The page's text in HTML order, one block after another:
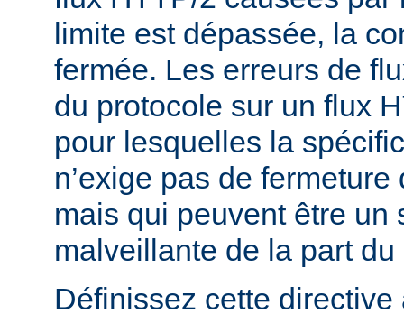
limite est dépassée, la
fermée. Les erreurs de
du protocole sur un flux
pour lesquelles la
n’exige pas de
mais qui peuvent être un
malveillante de la part du
Définissez cette directive